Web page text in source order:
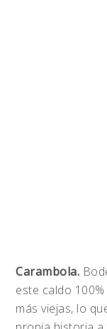
Carambola.
este caldo
más viejas, lo